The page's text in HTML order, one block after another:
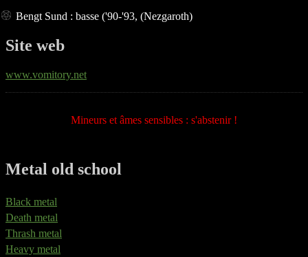
Bengt Sund : basse ('90-'93, (Nezgaroth)
Site web
www.vomitory.net
Mineurs et âmes sensibles : s'abstenir !
Metal old school
Black metal
Death metal
Thrash metal
Heavy metal